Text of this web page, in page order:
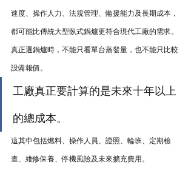
速度、操作人力、法規管理、備援能力及長期成本，
都可能比傳統大型臥式鍋爐更符合現代工廠的需求。
真正選鍋爐時，不能只看單台蒸發量，也不能只比較
設備報價。
工廠真正要計算的是未來十年以上
的總成本。
這其中包括燃料、操作人員、證照、輪班、定期檢
查、維修保養、停機風險及未來擴充費用。